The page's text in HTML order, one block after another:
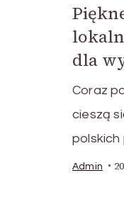
dla
Coraz
cieszą
Admin